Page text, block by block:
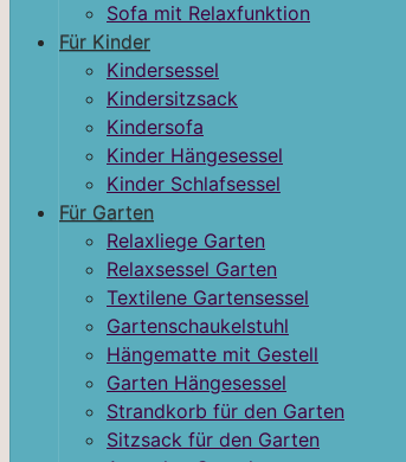
Sofa mit Relaxfunktion
Für Kinder
Kindersessel
Kindersitzsack
Kindersofa
Kinder Hängesessel
Kinder Schlafsessel
Für Garten
Relaxliege Garten
Relaxsessel Garten
Textilene Gartensessel
Gartenschaukelstuhl
Hängematte mit Gestell
Garten Hängesessel
Strandkorb für den Garten
Sitzsack für den Garten